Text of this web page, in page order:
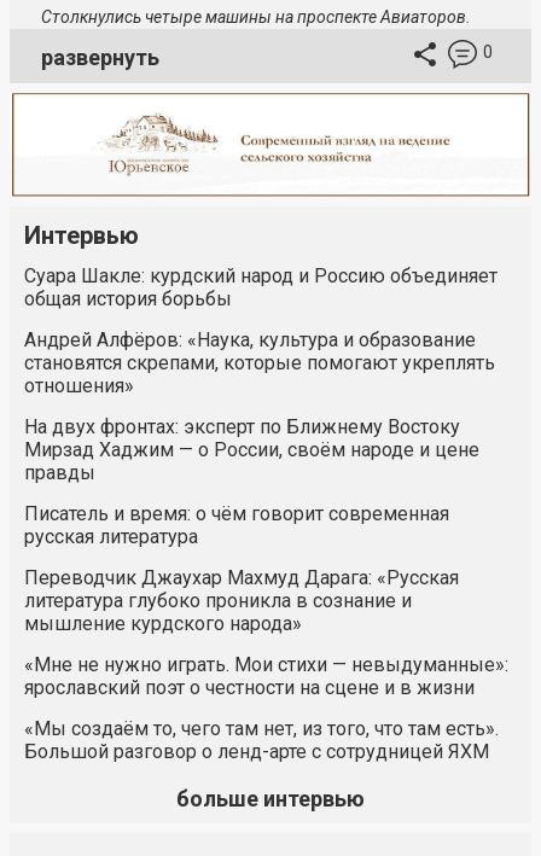
Столкнулись четыре машины на проспекте Авиаторов.
развернуть 0
Интервью
Суара Шакле: курдский народ и Россию объединяет
общая история борьбы
Андрей Алфёров: «Наука, культура и образование
становятся скрепами, которые помогают укреплять
отношения»
На двух фронтах: эксперт по Ближнему Востоку
Мирзад Хаджим — о России, своём народе и цене
правды
Писатель и время: о чём говорит современная
русская литература
Переводчик Джаухар Махмуд Дарага: «Русская
литература глубоко проникла в сознание и
мышление курдского народа»
«Мне не нужно играть. Мои стихи — невыдуманные»:
ярославский поэт о честности на сцене и в жизни
«Мы создаём то, чего там нет, из того, что там есть».
Большой разговор о ленд-арте с сотрудницей ЯХМ
больше интервью